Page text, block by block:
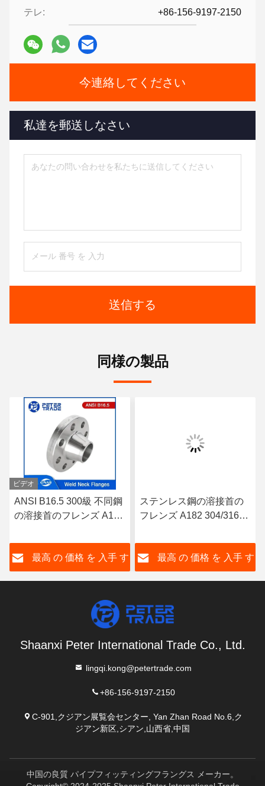
テレ: +86-156-9197-2150
今連絡してください
私達を郵送しなさい
送信する
同様の製品
ビデオ
ANSI B16.5 300級 不同鋼
の溶接首のフレンズ A182
面と平面
最高 の 価格 を 入手 す
ステンレス鋼の溶接首の
フレンズ A182 304/316L
ANSI B16.5 150級
最高 の 価格 を 入手 す
Shaanxi Peter International Trade Co., Ltd.
lingqi.kong@petertrade.com
+86-156-9197-2150
C-901,クジアン展覧会センター, Yan Zhan Road No.6,ク
ジアン新区,シアン,山西省,中国
中国の良質 パイプフィッティングフラングス メーカー。